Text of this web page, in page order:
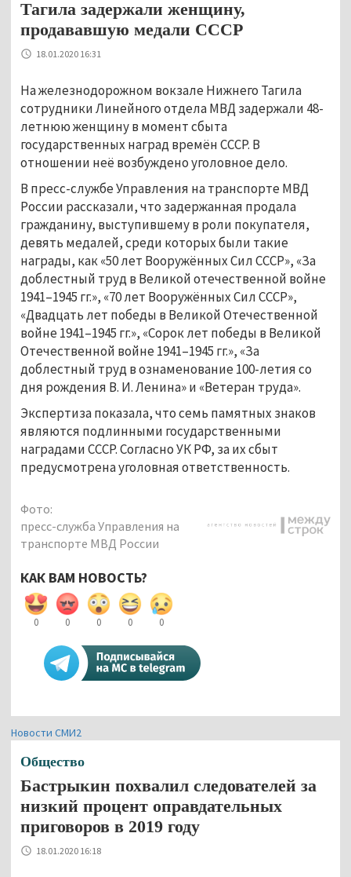
Тагила задержали женщину,
продававшую медали СССР
18.01.2020 16:31
На железнодорожном вокзале Нижнего Тагила
сотрудники Линейного отдела МВД задержали 48-
летнюю женщину в момент сбыта
государственных наград времён СССР. В
отношении неё возбуждено уголовное дело.
В пресс-службе Управления на транспорте МВД
России рассказали, что задержанная продала
гражданину, выступившему в роли покупателя,
девять медалей, среди которых были такие
награды, как «50 лет Вооружённых Сил СССР», «За
доблестный труд в Великой отечественной войне
1941–1945 гг.», «70 лет Вооружённых Сил СССР»,
«Двадцать лет победы в Великой Отечественной
войне 1941–1945 гг.», «Сорок лет победы в Великой
Отечественной войне 1941–1945 гг.», «За
доблестный труд в ознаменование 100-летия со
дня рождения В. И. Ленина» и «Ветеран труда».
Экспертиза показала, что семь памятных знаков
являются подлинными государственными
наградами СССР. Согласно УК РФ, за их сбыт
предусмотрена уголовная ответственность.
Фото:
пресс-служба Управления на
транспорте МВД России
КАК ВАМ НОВОСТЬ?
0 0 0 0 0
Новости СМИ2
Общество
Бастрыкин похвалил следователей за
низкий процент оправдательных
приговоров в 2019 году
18.01.2020 16:18